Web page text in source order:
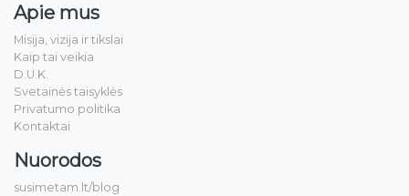
Apie mus
Misija, vizija ir tikslai
Kaip tai veikia
D.U.K.
Svetainės taisyklės
Privatumo politika
Kontaktai
Nuorodos
susimetam.lt/blog